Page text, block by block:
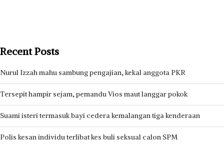
Recent Posts
Nurul Izzah mahu sambung pengajian, kekal anggota PKR
Tersepit hampir sejam, pemandu Vios maut langgar pokok
Suami isteri termasuk bayi cedera kemalangan tiga kenderaan
Polis kesan individu terlibat kes buli seksual calon SPM